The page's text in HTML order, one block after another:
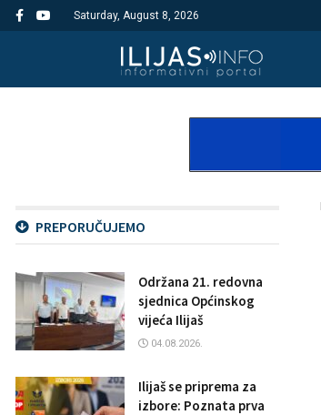
Saturday, August 8, 2026
PREPORUČUJEMO
Održana 21. redovna
sjednica Općinskog
vijeća Ilijaš
04.08.2026.
Ilijaš se priprema za
izbore: Poznata prva